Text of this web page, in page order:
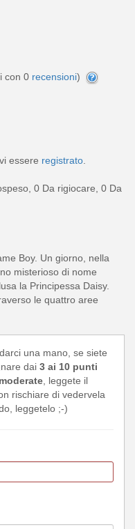
con 0 recensioni)
essere registrato.
0 Da rigiocare, 0 Da
Boy. Un giorno, nella
misterioso di nome
la Principessa Daisy.
le quattro aree
una mano, se siete
dai 3 ai 10 punti
, leggete il
rischiare di vedervela
leggetelo ;-)